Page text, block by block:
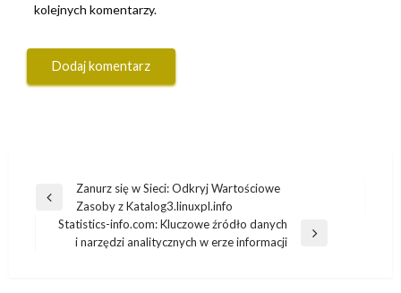
kolejnych komentarzy.
Nawigacja
wpisu
Poprzedni
wpis
Zanurz się w Sieci: Odkryj Wartościowe
Zasoby z Katalog3.linuxpl.info
Następny
Statistics-info.com: Kluczowe źródło danych
i narzędzi analitycznych w erze informacji